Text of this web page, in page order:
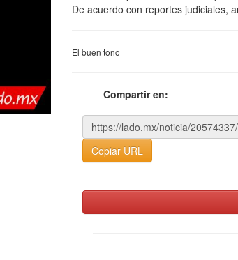
De acuerdo con reportes judiciales,
El buen tono
Compartir en:
Copiar URL